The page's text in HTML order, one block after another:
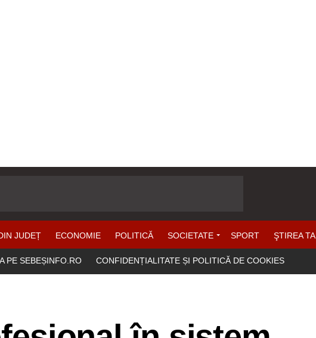
JUDEȚ ECONOMIE POLITICĂ SOCIETATE SPORT ŞTIREA TA
PE SEBEȘINFO.RO CONFIDENȚIALITATE ȘI POLITICĂ DE COOKIES